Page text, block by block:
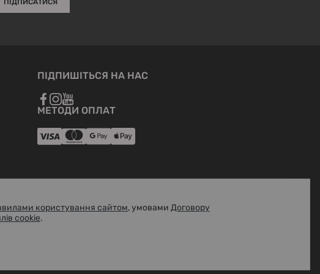
ПІДПИШІТЬСЯ НА НАС
МЕТОДИ ОПЛАТ
користування сайтом, умовамиДоговору
cookie.